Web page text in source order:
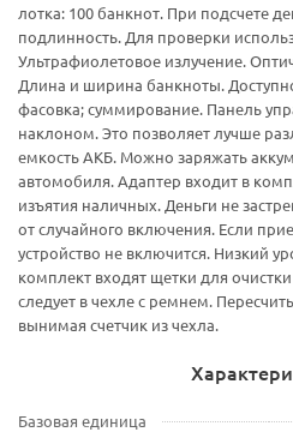
лотка: 100 банкнот. При подсчете
подлинность. Для проверки
Ультрафиолетовое излучение.
Длина и ширина банкноты.
фасовка; суммирование. Панель
наклоном. Это позволяет лучше
емкость АКБ. Можно заряжать
автомобиля. Адаптер входит в
изъятия наличных. Деньги не
от случайного включения. Если
устройство не включится. Низкий
комплект входят щетки для
следует в чехле с ремнем.
вынимая счетчик из чехла.
Базовая единица